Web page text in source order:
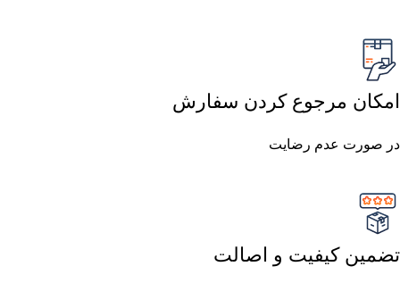
امکان مرجوع کردن سفارش
در صورت عدم رضایت
تضمین کیفیت و اصالت